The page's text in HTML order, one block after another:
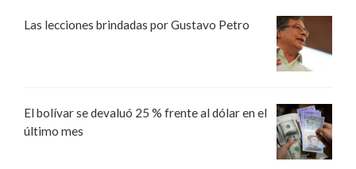
Las lecciones brindadas por Gustavo Petro
El bolívar se devaluó 25 % frente al dólar en el
último mes